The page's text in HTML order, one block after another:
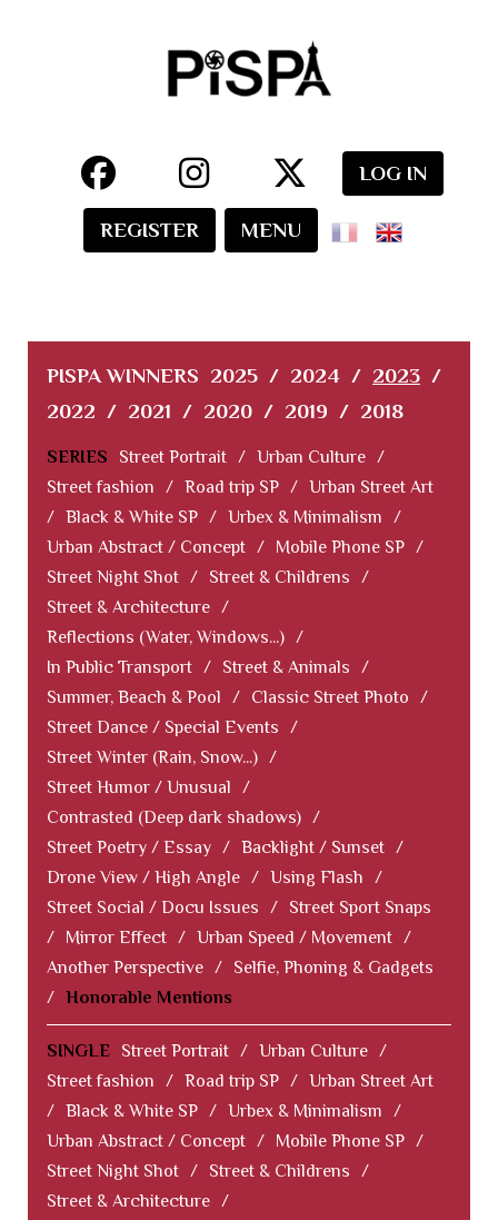
LOG IN
REGISTER MENU
PISPA WINNERS 2025 / 2024 / 2023 /
2022 / 2021 / 2020 / 2019 / 2018
SERIES Street Portrait / Urban Culture /
Street fashion
/ Road trip SP / Urban Street Art
/ Black & White SP / Urbex & Minimalism
/
Urban Abstract / Concept / Mobile Phone SP /
Street Night Shot / Street & Childrens
/
Street & Architecture /
Reflections (Water, Windows...) /
In Public Transport / Street & Animals
/
Summer, Beach & Pool
/ Classic Street Photo
/
Street Dance / Special Events
/
Street Winter (Rain, Snow...) /
Street Humor / Unusual
/
Contrasted (Deep dark shadows) /
Street Poetry / Essay / Backlight / Sunset /
Drone View / High Angle / Using Flash
/
Street Social / Docu Issues
/
Street Sport Snaps
/
Mirror Effect / Urban Speed / Movement /
Another Perspective /
Selfie, Phoning & Gadgets
/ Honorable Mentions
SINGLE Street Portrait / Urban Culture /
Street fashion
/ Road trip SP / Urban Street Art
/ Black & White SP / Urbex & Minimalism
/
Urban Abstract / Concept / Mobile Phone SP /
Street Night Shot / Street & Childrens
/
Street & Architecture /